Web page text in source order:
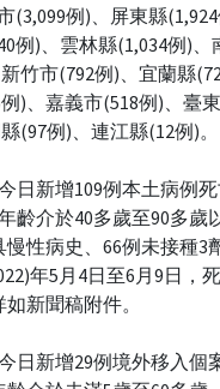
(3,099例)、屏東縣
例)、雲林縣(1,034例)、
竹市(792例)、宜蘭縣
)、嘉義市(518例)、臺
(97例)、連江縣(12例)。
日新增109例本土病例
齡介於40多歲至90多歲
性病史、66例未接種3劑
年5月4日至6月9日，
新聞稿附件。
日新增29例境外移入個